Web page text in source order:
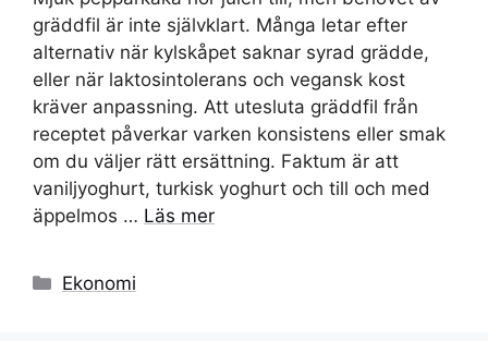
gräddfil är inte självklart. Många letar efter
alternativ när kylskåpet saknar syrad grädde,
eller när laktosintolerans och vegansk kost
kräver anpassning. Att utesluta gräddfil från
receptet påverkar varken konsistens eller smak
om du väljer rätt ersättning. Faktum är att
vaniljyoghurt, turkisk yoghurt och till och med
äppelmos … Läs mer
Kategorier
Ekonomi